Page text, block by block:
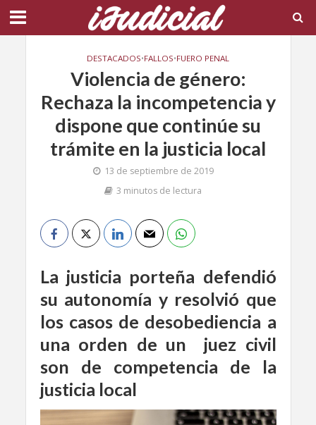
DESTACADOS•FALLOS•FUERO PENAL
Violencia de género:
Rechaza la incompetencia y
dispone que continúe su
trámite en la justicia local
13 de septiembre de 2019
3 minutos de lectura
La justicia porteña defendió
su autonomía y resolvió que
los casos de desobediencia a
una orden de un juez civil
son de competencia de la
justicia local